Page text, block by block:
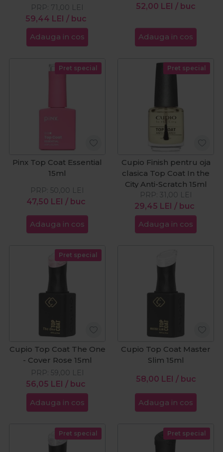
59,44 LEI / buc
PRP: 71,00 LEI
Adauga in cos
52,00 LEI / buc
Adauga in cos
Pret special
Pinx Top Coat Essential
15ml
47,50 LEI / buc
PRP: 50,00 LEI
Adauga in cos
Pret special
Cupio Finish pentru oja
clasica Top Coat In the
City Anti-Scratch 15ml
29,45 LEI / buc
PRP: 31,00 LEI
Adauga in cos
Pret special
Cupio Top Coat The One
- Cover Rose 15ml
56,05 LEI / buc
PRP: 59,00 LEI
Adauga in cos
Cupio Top Coat Master
Slim 15ml
58,00 LEI / buc
Adauga in cos
Pret special Pret special